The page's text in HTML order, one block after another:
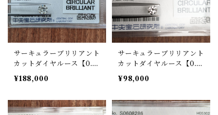
サーキュラーブリリアント
カットダイヤルース【0.9
57ct】PRO205645
¥188,000
サーキュラーブリリアント
カットダイヤルース【0.5
08ct】PRO206213
¥98,000